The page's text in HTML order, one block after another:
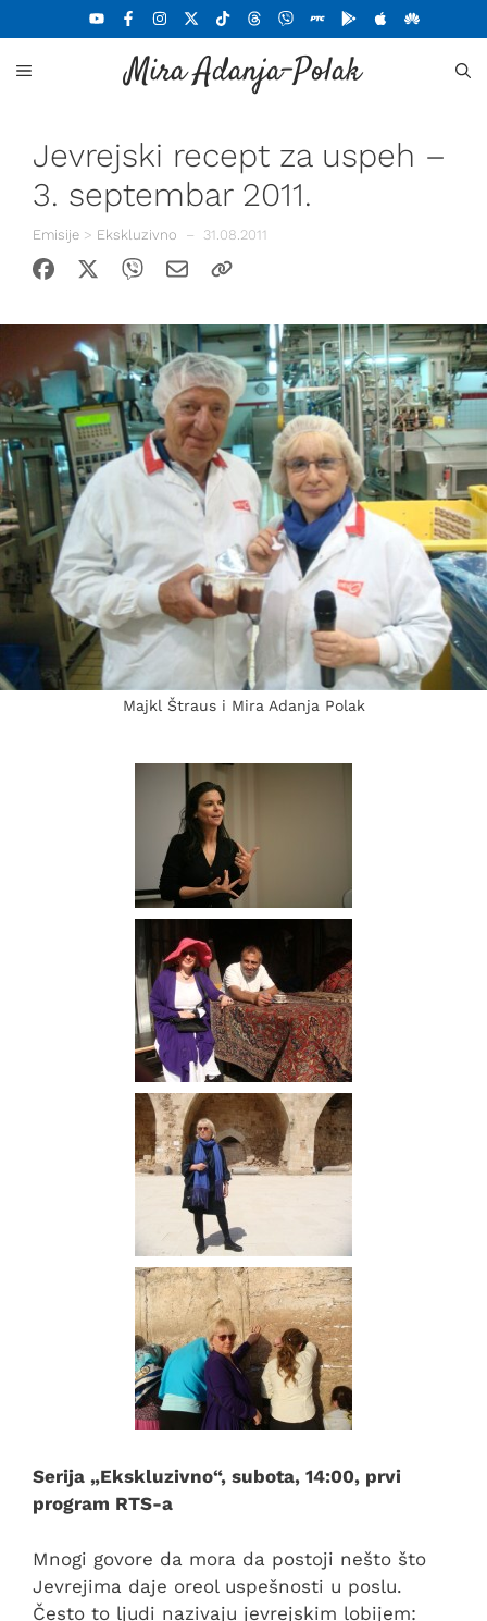
na
sadržaj
Mira Adanja-Polak
MENU
Jevrejski recept za uspeh –
3. septembar 2011.
Emisije > Ekskluzivno – 31.08.2011
Majkl Štraus i Mira Adanja Polak
Serija „Ekskluzivno“, subota, 14:00, prvi
program RTS-a
Mnogi govore da mora da postoji nešto što
Jevrejima daje oreol uspešnosti u poslu.
Često to ljudi nazivaju jevrejskim lobijem: